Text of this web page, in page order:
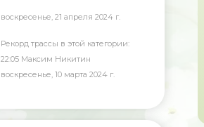
воскресенье, 21 апреля 2024 г.
Рекорд трассы в этой категории:
22:05 Максим Никитин
воскресенье, 10 марта 2024 г.